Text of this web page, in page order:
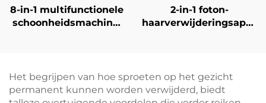
8-in-1 multifunctionele
schoonheidsmachine,
gezichtsmachine,
professioneel
2-in-1 foton-
geschikt voor gebruik
in schoonheidssalons
en klinieken
Het begrijpen van hoe sproeten op het gezicht
permanent kunnen worden verwijderd, biedt